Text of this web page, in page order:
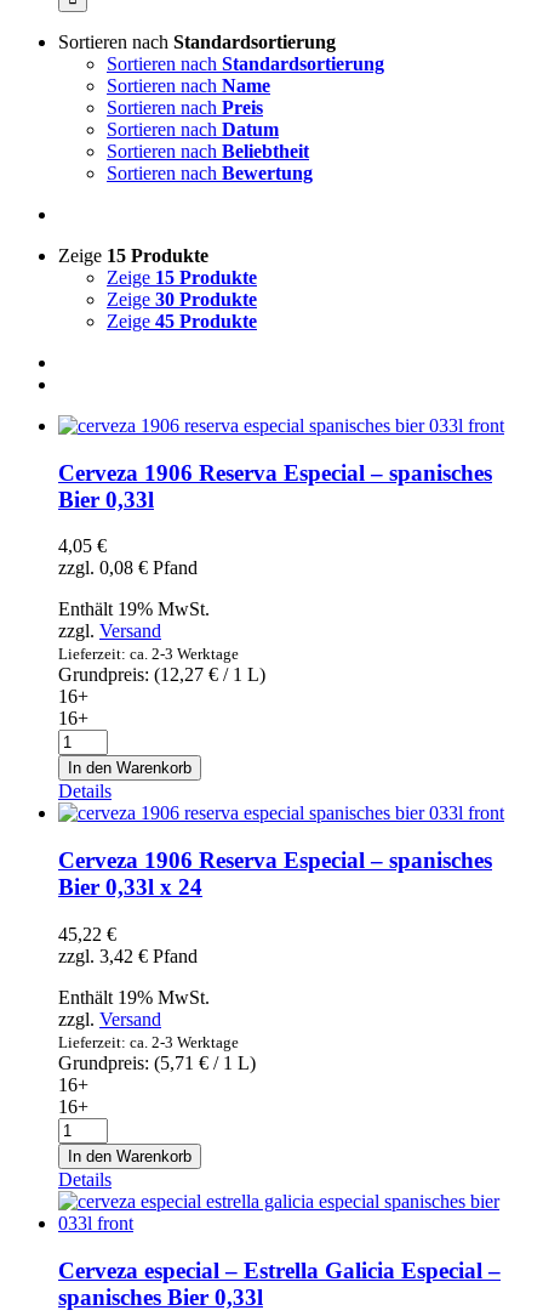
Sortieren nach Standardsortierung
Sortieren nach Standardsortierung
Sortieren nach Name
Sortieren nach Preis
Sortieren nach Datum
Sortieren nach Beliebtheit
Sortieren nach Bewertung
Zeige 15 Produkte
Zeige 15 Produkte
Zeige 30 Produkte
Zeige 45 Produkte
Cerveza 1906 Reserva Especial – spanisches
Bier 0,33l
4,05 €
zzgl. 0,08 € Pfand
Enthält 19% MwSt.
zzgl. Versand
Lieferzeit: ca. 2-3 Werktage
Grundpreis: (12,27 € / 1 L)
16+
16+
Cerveza
1906
Reserva
Especial
-
spanisches
Bier
0,33l
In den Warenkorb
Details
Cerveza 1906 Reserva Especial – spanisches
Bier 0,33l x 24
45,22 €
zzgl. 3,42 € Pfand
Enthält 19% MwSt.
zzgl. Versand
Lieferzeit: ca. 2-3 Werktage
Grundpreis: (5,71 € / 1 L)
16+
16+
Cerveza
1906
Reserva
Especial
-
spanisches
Bier
0,33l
x
In den Warenkorb
Details
Cerveza especial – Estrella Galicia Especial –
spanisches Bier 0,33l